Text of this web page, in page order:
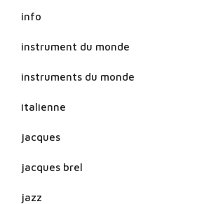
info
instrument du monde
instruments du monde
italienne
jacques
jacques brel
jazz